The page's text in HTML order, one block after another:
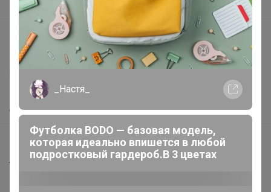
Вакансии
support@24-ok.ru
Написать в поддержку
Защита покупателя
Помощь
О нас
Все предложения
Анонсы
_Настя_
Футболка BODO — базовая модель,
которая идеально впишется в любой
подростковый гардероб.В 3 цветах